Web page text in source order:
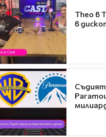
Theo в
в